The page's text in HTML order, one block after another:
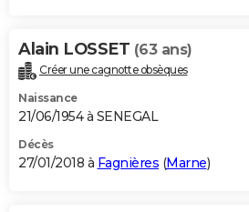
Alain LOSSET (63 ans)
Créer une cagnotte obsèques
Naissance
21/06/1954 à SENEGAL
Décès
27/01/2018 à Fagnières (Marne)